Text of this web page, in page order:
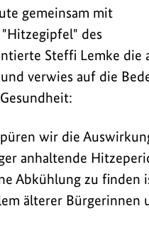
gemeinsam mit
des
Steffi Lemke die
verwies auf die
wir die
anhaltende
Abkühlung zu finden
älterer Bürgerinnen